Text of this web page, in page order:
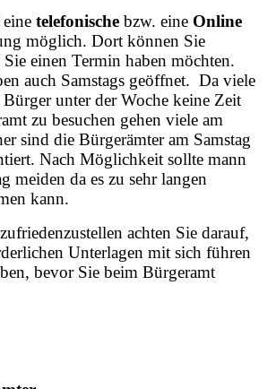
telefonische bzw. eine Online
möglich. Dort können Sie
einen Termin haben möchten.
auch Samstags geöffnet. Da viele
unter der Woche keine Zeit
zu besuchen gehen viele am
sind die Bürgerämter am Samstag
Nach Möglichkeit sollte mann
meiden da es zu sehr langen
kann.
achten Sie darauf,
Unterlagen mit sich führen
bevor Sie beim Bürgeramt